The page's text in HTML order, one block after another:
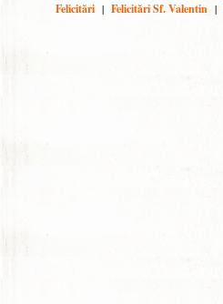
Felicitări | Felicitări Sf. Valentin |